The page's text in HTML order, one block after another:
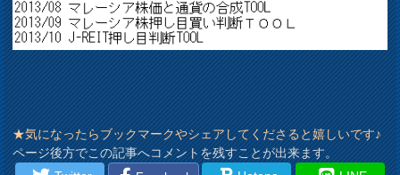
★気になったらブックマークやシェアしてくださると嬉しいです♪
ページ後方でこの記事へコメントを残すことが出来ます。